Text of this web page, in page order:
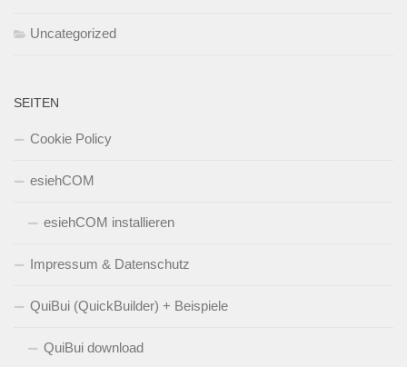
Uncategorized
SEITEN
Cookie Policy
esiehCOM
esiehCOM installieren
Impressum & Datenschutz
QuiBui (QuickBuilder) + Beispiele
QuiBui download